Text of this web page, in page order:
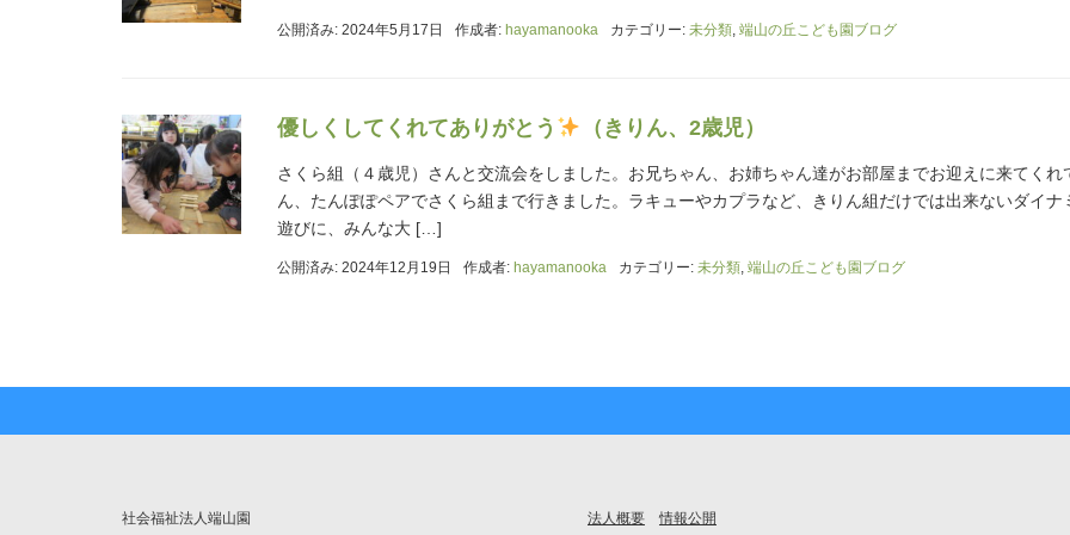
公開済み: 2024年5月17日 作成者: hayamanooka カテゴリー: 未分類, 端山の丘こども園ブログ
優しくしてくれてありがとう （きりん、2歳児）
さくら組（４歳児）さんと交流会をしました。お兄ちゃん、お姉ちゃん達がお部屋までお迎えに来てくれ
ん、たんぽぽペアでさくら組まで行きました。ラキューやカプラなど、きりん組だけでは出来ないダイナ
遊びに、みんな大 […]
公開済み: 2024年12月19日 作成者: hayamanooka カテゴリー: 未分類, 端山の丘こども園ブログ
社会福祉法人端山園 法人概要 情報公開